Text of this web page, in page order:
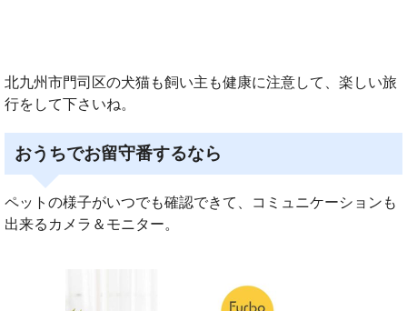
北九州市門司区の犬猫も飼い主も健康に注意して、楽しい旅
行をして下さいね。
おうちでお留守番するなら
ペットの様子がいつでも確認できて、コミュニケーションも
出来るカメラ＆モニター。